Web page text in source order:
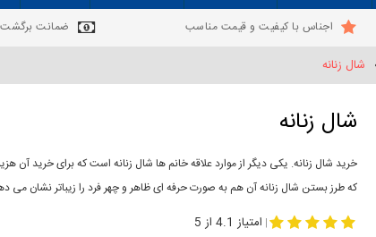
اجناس با کیفیت و قیمت مناسب ضمانت برگشت
شال زنانه
شال زنانه
خرید شال زنانه. یکی دیگر از موارد علاقه خانم ها شال زنانه است که برای خرید
که طرز بستن شال زنانه آن هم به صورت حرفه ای ظاهر و چهر فرد را زیباتر نشان می
| امتیاز 4.1 از 5